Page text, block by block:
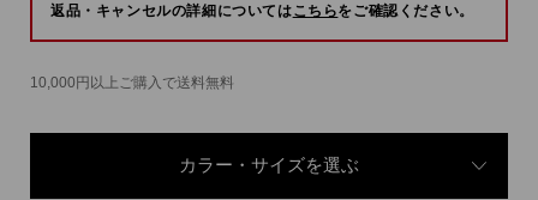
返品・キャンセルの詳細についてはこちらをご確認ください。
10,000円以上ご購入で送料無料
カラー・サイズを選ぶ